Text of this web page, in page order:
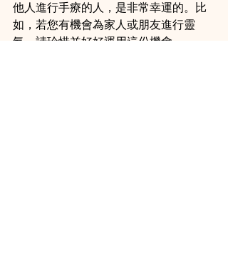
他人進行手療的人，是非常幸運的。比
如，若您有機會為家人或朋友進行靈
氣，請珍惜並好好運用這份機會。